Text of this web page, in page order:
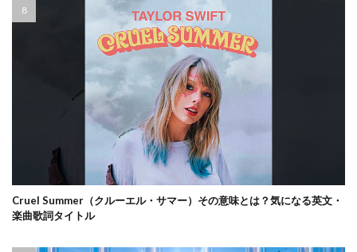
Cruel Summer（クルーエル・サマー）その意味とは？気になる英文・
楽曲歌詞タイトル